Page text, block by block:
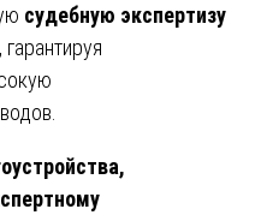
судебную экспертизу
, гарантируя